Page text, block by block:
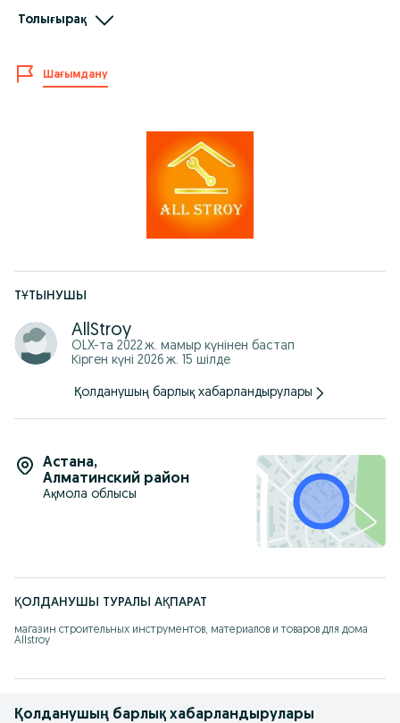
-Акции и подарочные сертификаты.
Понедельник–суббота: 09:00–23:00
Воскресенье: 10:00–22:00
Толығырақ
Шағымдану
ТҰТЫНУШЫ
AllStroy
OLX-та 2022 ж. мамыр күнінен бастап
Кірген күні 2026 ж. 15 шілде
Қолданушың барлық хабарландырулары
Астана,
Алматинский район
Ақмола облысы
ҚОЛДАНУШЫ ТУРАЛЫ АҚПАРАТ
магазин строительных инструментов, материалов и товаров для дома
Allstroy
Қолданушың барлық хабарландырулары